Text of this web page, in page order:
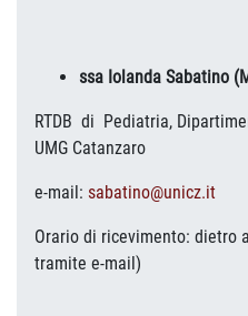
ssa Iolanda Sabatino
RTDB di Pediatria,
UMG Catanzaro
e-mail: sabatino@unicz.it
Orario di ricevimento: dietro
tramite e-mail)